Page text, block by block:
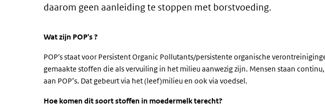
daarom geen aanleiding te stoppen met borstvoeding.
Wat zijn POP's ?
POP's staat voor Persistent Organic Pollutants/persistente organische
gemaakte stoffen die als vervuiling in het milieu aanwezig zijn. Mensen staan
aan POP’s. Dat gebeurt via het (leef)milieu en ook via voedsel.
Hoe komen dit soort stoffen in moedermelk terecht?